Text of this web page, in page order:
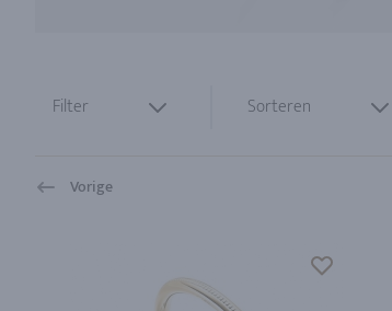
Filter Sorteren
Vorige